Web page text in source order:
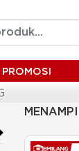
PROMOSI